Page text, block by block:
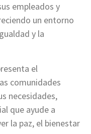
empleados y
un entorno
y la
el
comunidades
necesidades,
que ayude a
la paz, el bienestar